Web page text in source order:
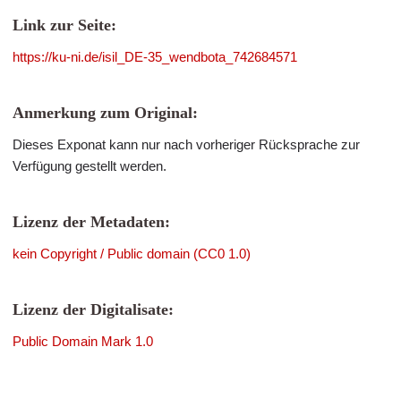
Link zur Seite:
https://ku-ni.de/isil_DE-35_wendbota_742684571
Anmerkung zum Original:
Dieses Exponat kann nur nach vorheriger Rücksprache zur
Verfügung gestellt werden.
Lizenz der Metadaten:
kein Copyright / Public domain (CC0 1.0)
Lizenz der Digitalisate:
Public Domain Mark 1.0